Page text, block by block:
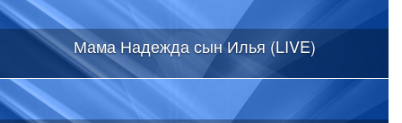
Мама Надежда сын Илья (LIVE)